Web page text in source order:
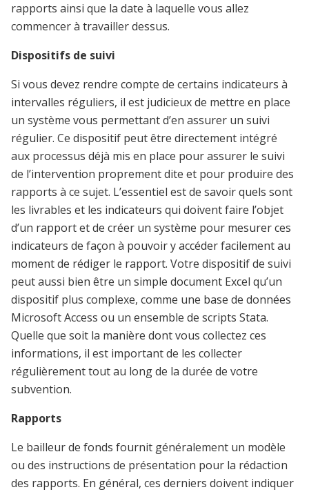
rapports ainsi que la date à laquelle vous allez
commencer à travailler dessus.
Dispositifs de suivi
Si vous devez rendre compte de certains indicateurs à
intervalles réguliers, il est judicieux de mettre en place
un système vous permettant d’en assurer un suivi
régulier. Ce dispositif peut être directement intégré
aux processus déjà mis en place pour assurer le suivi
de l’intervention proprement dite et pour produire des
rapports à ce sujet. L’essentiel est de savoir quels sont
les livrables et les indicateurs qui doivent faire l’objet
d’un rapport et de créer un système pour mesurer ces
indicateurs de façon à pouvoir y accéder facilement au
moment de rédiger le rapport. Votre dispositif de suivi
peut aussi bien être un simple document Excel qu’un
dispositif plus complexe, comme une base de données
Microsoft Access ou un ensemble de scripts Stata.
Quelle que soit la manière dont vous collectez ces
informations, il est important de les collecter
régulièrement tout au long de la durée de votre
subvention.
Rapports
Le bailleur de fonds fournit généralement un modèle
ou des instructions de présentation pour la rédaction
des rapports. En général, ces derniers doivent indiquer